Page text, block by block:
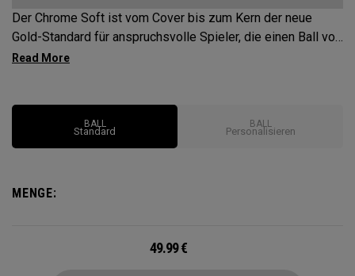
Der Chrome Soft ist vom Cover bis zum Kern der neue
Gold-Standard für anspruchsvolle Spieler, die einen Ball von
Tour-Qualität suchen. Dabei wurde jedes Detail optimiert,
Performance mit schnellerer Ballgeschwindigkeit. Die neue
nahtlose Tour Aero mit weicher Haptik optimiert Ihren
Ballflug, für eine bessere Ballkontrolle auf dem Grün.
BALL
Standard
BALL
Personalisieren
MENGE:
49.99€